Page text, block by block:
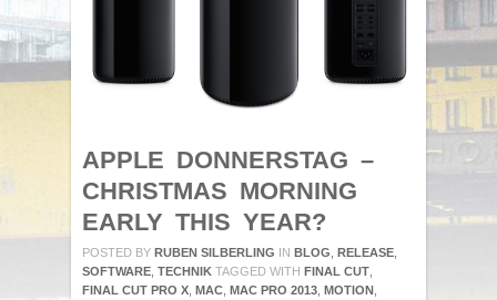
APPLE DONNERSTAG –
CHRISTMAS MORNING
EARLY THIS YEAR?
POSTED BY RUBEN SILBERLING IN BLOG RELEASE
SOFTWARE TECHNIK TAGGED WITH FINAL CUT
FINAL CUT PRO X MAC MAC PRO 2013 MOTION